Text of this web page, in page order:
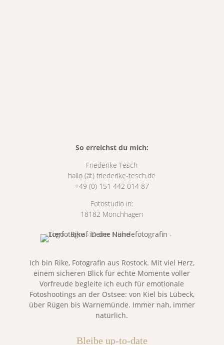
So erreichst du mich:
Friederike Tesch
hallo (ät) friederike-tesch.de
+49 (0) 151 442 014 87
Fotostudio in:
18182 Mönchhagen
Ich bin Rike, Fotografin aus Rostock. Mit viel Herz,
einem sicheren Blick für echte Momente voller
Vorfreude begleite ich euch für emotionale
Fotoshootings an der Ostsee: von Kiel bis Lübeck,
über Rügen bis Warnemünde. Immer nah, immer
natürlich.
Bleibe up-to-date